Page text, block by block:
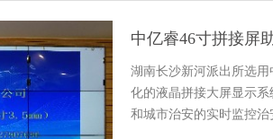
中亿睿46寸拼接屏
湖南长沙新河派出所选
化的液晶拼接大屏显示
和城市治安的实时监控治